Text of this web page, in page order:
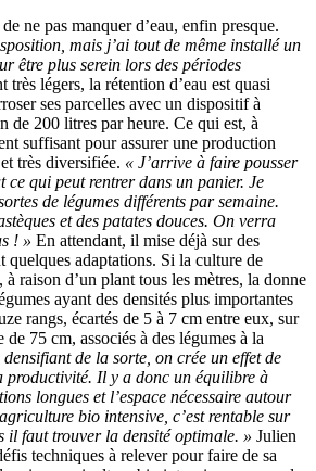
ne pas manquer d’eau, enfin presque.
mais j’ai tout de même installé un
être plus serein lors des périodes
très légers, la rétention d’eau est quasi
ses parcelles avec un dispositif à
de 200 litres par heure. Ce qui est, à
suffisant pour assurer une production
très diversifiée. « J’arrive à faire pousser
ce qui peut rentrer dans un panier. Je
de légumes différents par semaine.
et des patates douces. On verra
! » En attendant, il mise déjà sur des
quelques adaptations. Si la culture de
à raison d’un plant tous les mètres, la donne
ayant des densités plus importantes
rangs, écartés de 5 à 7 cm entre eux, sur
75 cm, associés à des légumes à la
densifiant de la sorte, on crée un effet de
productivité. Il y a donc un équilibre à
longues et l’espace nécessaire autour
bio intensive, c’est rentable sur
il faut trouver la densité optimale. » Julien
techniques à relever pour faire de sa